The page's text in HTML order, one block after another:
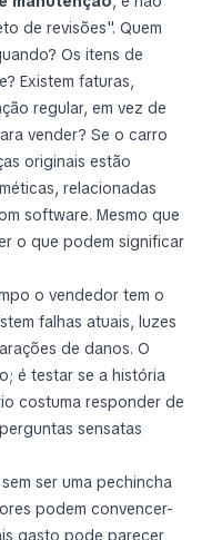
de revisões". Quem
Os itens de
Existem faturas,
regular, em vez de
vender? Se o carro
originais estão
relacionadas
software. Mesmo que
o que podem significar
o vendedor tem o
falhas atuais, luzes
de danos. O
é testar se a história
costuma responder de
sensatas
ser uma pechincha
podem convencer-
gasto pode parecer